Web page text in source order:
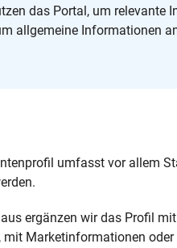
das Portal, um relevante
allgemeine Informationen
umfasst vor allem
ergänzen wir das Profil
mit Marketinformationen